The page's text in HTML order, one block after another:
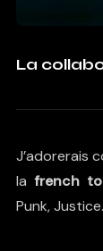
La
J’adorerais
la french
Punk, Justice.